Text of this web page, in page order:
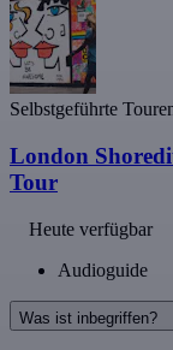
Selbstgeführte
London
Tour
Heute verfügbar
Audioguide
Was ist inbegriffen?